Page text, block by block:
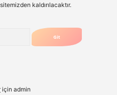
kaldırılacaktır.
için admin